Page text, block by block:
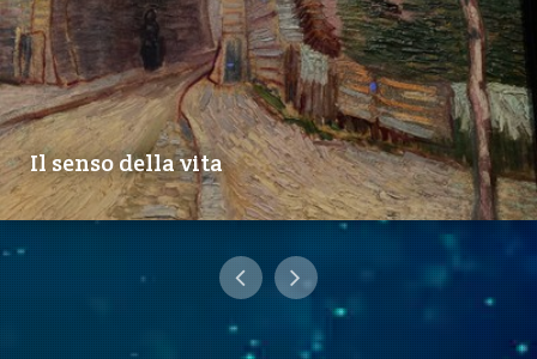
Il senso della vita